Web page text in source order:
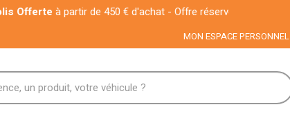
à partir de 450 € d'achat - Offre réservée aux particuliers
MON ESPACE PERSONNEL